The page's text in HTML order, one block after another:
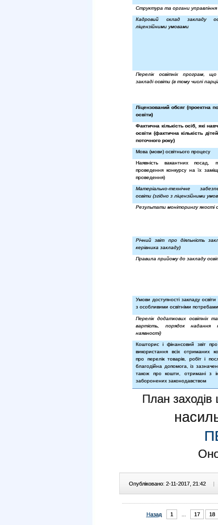
Структура та органи управління
Кадровий склад закладу
ліцензійними умовами
Перелік освітніх програм,
закладі освіти (в тому числі
Ліцензований обсяг (проектна
освіти)
Фактична кількість осіб, які
освіти (фактична кількість
поточного року)
Мова (мови) освітнього процесу
Наявність вакантних посад,
проведення конкурсу на їх
проведення)
Матеріально-технічне
освіти (згідно з ліцензійними
Результати моніторингу якості
Річний звіт про діяльність
керівника закладу)
Правила прийому до закладу
Умови доступності закладу
з особливими освітніми
Перелік додаткових освітніх
вартість, порядок
наявності)
Кошторис і фінансовий звіт
використання всіх отриманих
про перелік товарів, робіт і
благодійна допомога, із
також про кошти, отримані з
заборонених законодавством
План заходів
Опубліковано: 2-11-2017, 21:42 |
Назад 1 17 18